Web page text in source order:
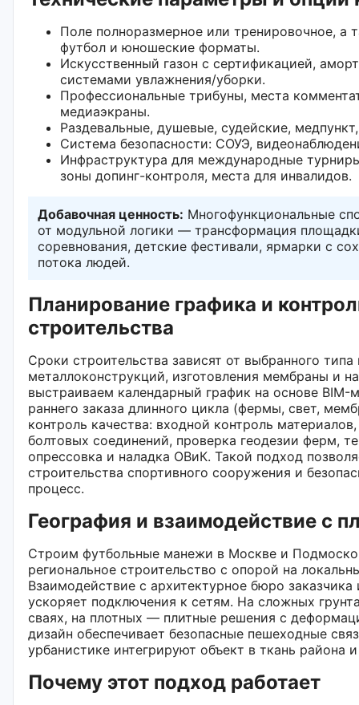
Поле полноразмерное или тренировочное, а
футбол и юношеские форматы.
Искусственный газон с сертификацией,
системами увлажнения/уборки.
Профессиональные трибуны, места
медиаэкраны.
Раздевальные, душевые, судейские,
Система безопасности: СОУЭ,
Инфраструктура для международные
зоны допинг-контроля, места для инвалидов.
Добавочная ценность: Многофункциональные
от модульной логики — трансформация
соревнования, детские фестивали, ярмарки с
потока людей.
Планирование графика и
строительства
Сроки строительства зависят от выбранного
металлоконструкций, изготовления мембраны и
выстраиваем календарный график на основе BIM-
раннего заказа длинного цикла (фермы, свет,
контроль качества: входной контроль
болтовых соединений, проверка геодезии ферм,
опрессовка и наладка ОВиК. Такой подход
строительства спортивного сооружения и
процесс.
География и взаимодействие с
Строим футбольные манежи в Москве и
региональное строительство с опорой на
Взаимодействие с архитектурное бюро
ускоряет подключения к сетям. На сложных
сваях, на плотных — плитные решения с
дизайн обеспечивает безопасные пешеходные
урбанистике интегрируют объект в ткань района
Почему этот подход работает